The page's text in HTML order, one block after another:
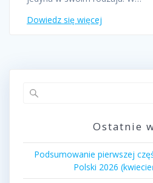
Dowiedz się więcej
Ostatnie
Podsumowanie pierwszej
Polski 2026